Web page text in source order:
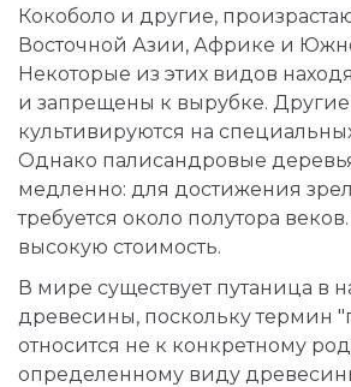
Кокоболо и другие,
Восточной Азии, Африке и
Некоторые из этих видов
и запрещены к вырубке.
культивируются на
Однако палисандровые
медленно: для достижения
требуется около полутора
высокую стоимость.
В мире существует путаница в
древесины, поскольку термин
относится не к конкретному
определенному виду